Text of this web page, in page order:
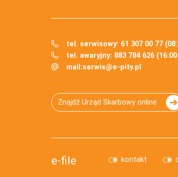
tel. serwisowy: 61 307 00 77
tel. awaryjny: 883 784 626
mail:serwis@e-pity.pl
Znajdź Urząd Skarbowy online
e-file kontakt